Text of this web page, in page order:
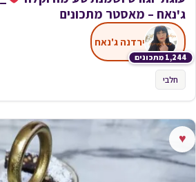
ג'נאח – מאסטר מתכונים
1,244 מתכונים
ירדנה ג'נאח
חלבי
♥